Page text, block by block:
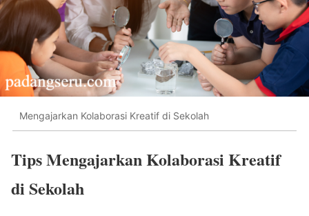
Mengajarkan Kolaborasi Kreatif di Sekolah
Tips Mengajarkan Kolaborasi Kreatif
di Sekolah